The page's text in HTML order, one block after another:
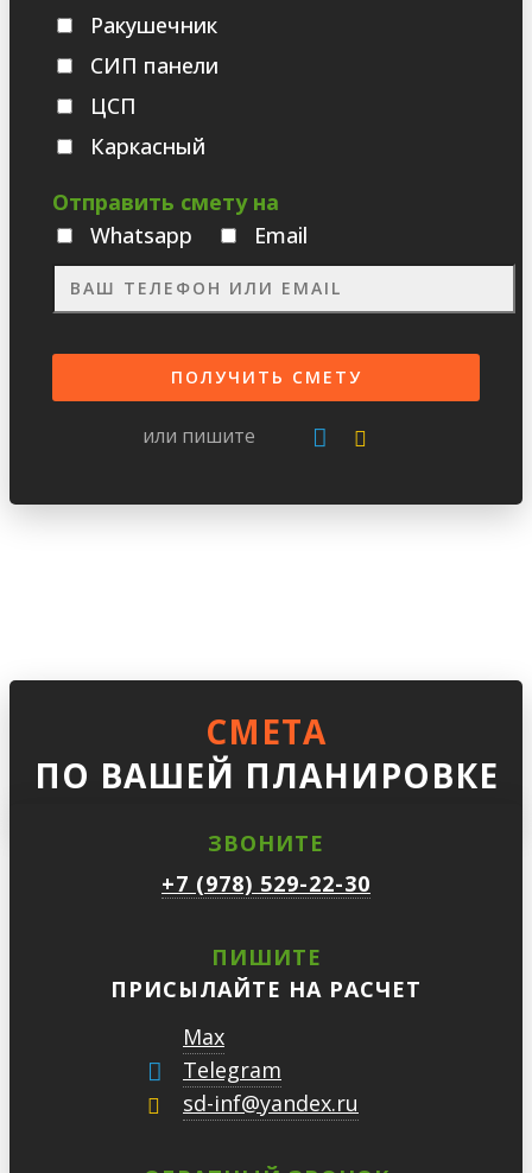
Ракушечник
СИП панели
ЦСП
Каркасный
Отправить смету на
Whatsаpp
Email
или пишите
СМЕТА
ПО ВАШЕЙ ПЛАНИРОВКЕ
ЗВОНИТЕ
+7 (978) 529-22-30
ПИШИТЕ
ПРИСЫЛАЙТЕ НА РАСЧЕТ
Max
Telegram
sd-inf@yandex.ru